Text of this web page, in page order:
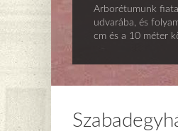
Arborétumunk
udvarába, és
cm és a 10 méter